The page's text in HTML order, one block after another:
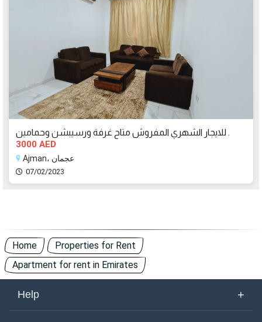
للايجار الشهري المفروش متاح غرفة ورسيبشن وحمامين .
3000 AED
Ajman، عجمان
07/02/2023
Home
Properties for Rent
Apartment for rent in Emirates
Help +